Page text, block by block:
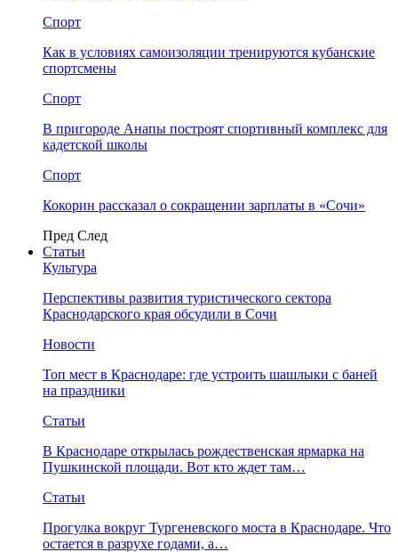
Спорт
Как в условиях самоизоляции тренируются кубанские
спортсмены
Спорт
В пригороде Анапы построят спортивный комплекс для
кадетской школы
Спорт
Кокорин рассказал о сокращении зарплаты в «Сочи»
Пред След
Статьи
Культура
Перспективы развития туристического сектора
Краснодарского края обсудили в Сочи
Новости
Топ мест в Краснодаре: где устроить шашлыки с баней
на праздники
Статьи
В Краснодаре открылась рождественская ярмарка на
Пушкинской площади. Вот кто ждет там…
Статьи
Прогулка вокруг Тургеневского моста в Краснодаре. Что
остается в разрухе годами, а…